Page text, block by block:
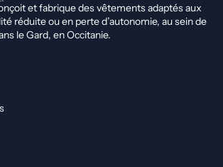
et fabrique des vêtements adaptés aux
réduite ou en perte d’autonomie, au sein de
le Gard, en Occitanie.